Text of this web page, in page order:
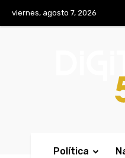
viernes, agosto 7, 2026
Política